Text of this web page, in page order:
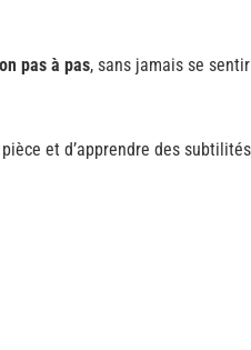
pas à pas, sans jamais se
et d’apprendre des subtilités